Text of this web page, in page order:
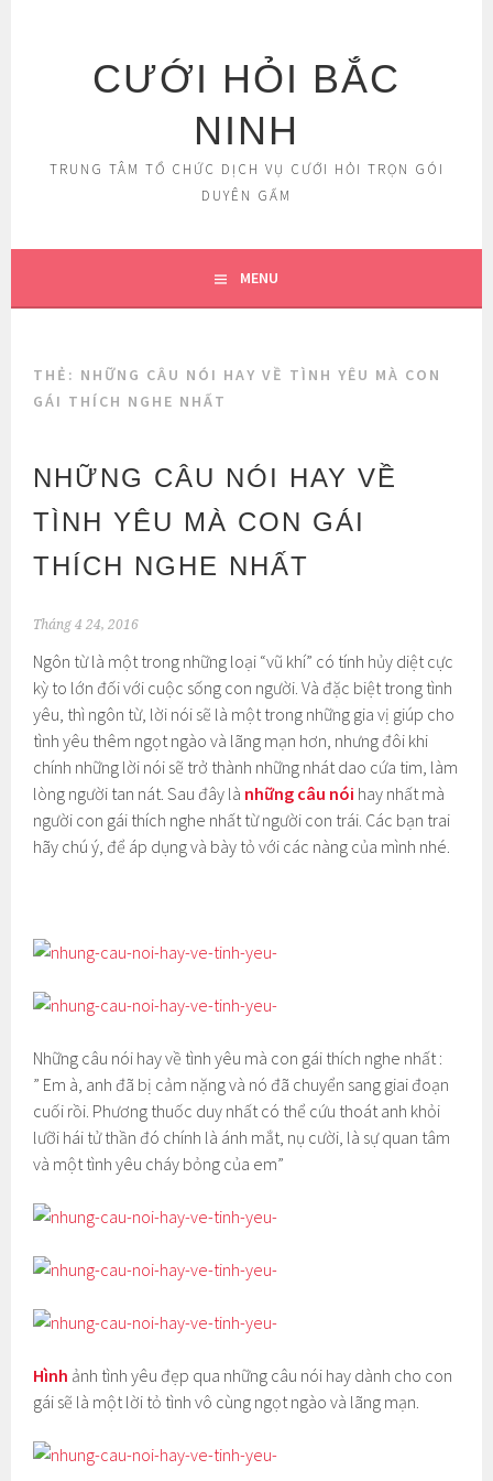
CƯỚI HỎI BẮC
NINH
TRUNG TÂM TỔ CHỨC DỊCH VỤ CƯỚI HỎI TRỌN GÓI
DUYÊN GẤM
MENU
THẺ: NHỮNG CÂU NÓI HAY VỀ TÌNH YÊU MÀ CON
GÁI THÍCH NGHE NHẤT
NHỮNG CÂU NÓI HAY VỀ
TÌNH YÊU MÀ CON GÁI
THÍCH NGHE NHẤT
Tháng 4 24, 2016
Ngôn từ là một trong những loại “vũ khí” có tính hủy diệt cực
kỳ to lớn đối với cuộc sống con người. Và đặc biệt trong tình
yêu, thì ngôn từ, lời nói sẽ là một trong những gia vị giúp cho
tình yêu thêm ngọt ngào và lãng mạn hơn, nhưng đôi khi
chính những lời nói sẽ trở thành những nhát dao cứa tim, làm
lòng người tan nát. Sau đây là những câu nói hay nhất mà
người con gái thích nghe nhất từ người con trái. Các bạn trai
hãy chú ý, để áp dụng và bày tỏ với các nàng của mình nhé.
Những câu nói hay về tình yêu mà con gái thích nghe nhất :
” Em à, anh đã bị cảm nặng và nó đã chuyển sang giai đoạn
cuối rồi. Phương thuốc duy nhất có thể cứu thoát anh khỏi
lưỡi hái tử thần đó chính là ánh mắt, nụ cười, là sự quan tâm
và một tình yêu cháy bỏng của em”
Hình ảnh tình yêu đẹp qua những câu nói hay dành cho con
gái sẽ là một lời tỏ tình vô cùng ngọt ngào và lãng mạn.